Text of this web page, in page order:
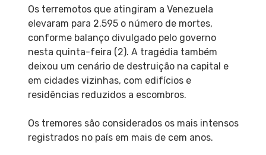
Os terremotos que atingiram a Venezuela
elevaram para 2.595 o número de mortes,
conforme balanço divulgado pelo governo
nesta quinta-feira (2). A tragédia também
deixou um cenário de destruição na capital e
em cidades vizinhas, com edifícios e
residências reduzidos a escombros.
Os tremores são considerados os mais intensos
registrados no país em mais de cem anos.